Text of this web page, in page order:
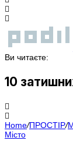
Ви читаєте:
10
Home/ПРОСТІР/
Місто